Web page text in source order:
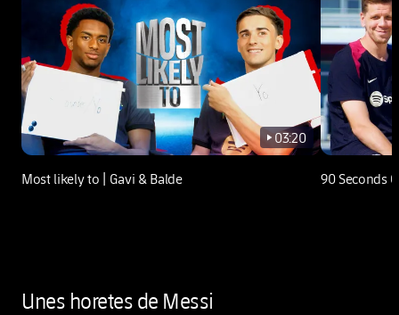
play-new
03:20
Most likely to | Gavi & Balde 90 Seconds
Unes horetes de Messi